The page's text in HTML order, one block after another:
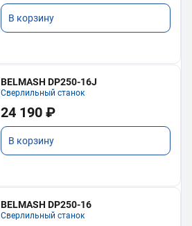
В корзину
BELMASH DP250-16J
Сверлильный станок
24 190 ₽
В корзину
BELMASH DP250-16
Сверлильный станок